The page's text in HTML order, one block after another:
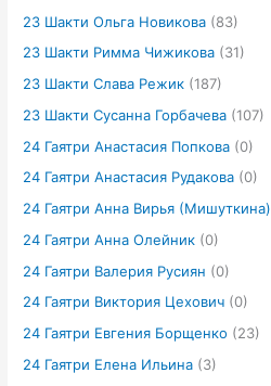
23 Шакти Ольга Новикова (83)
23 Шакти Римма Чижикова (31)
23 Шакти Слава Режик (187)
23 Шакти Сусанна Горбачева (107)
24 Гаятри Анастасия Попкова (0)
24 Гаятри Анастасия Рудакова (0)
24 Гаятри Анна Вирья (Мишуткина)
24 Гаятри Анна Олейник (0)
24 Гаятри Валерия Русиян (0)
24 Гаятри Виктория Цехович (0)
24 Гаятри Евгения Борщенко (23)
24 Гаятри Елена Ильина (3)